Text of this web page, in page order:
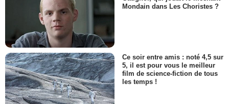
Mondain dans Les Choristes ?
Ce soir entre amis : noté 4,5 sur
5, il est pour vous le meilleur
film de science-fiction de tous
les temps !